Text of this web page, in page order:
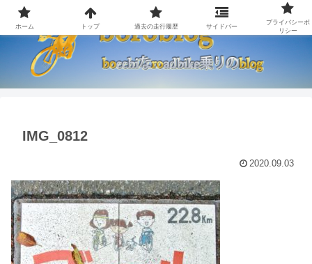
IMG_0812
2020.09.03
ホーム トップ 過去の走行履歴 サイドバー
プライバシーポ
リシー